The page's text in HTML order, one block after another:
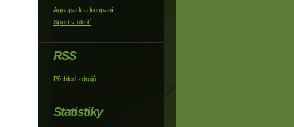
Aquapark a koupání
Sport v okolí
RSS
Přehled zdrojů
Statistiky